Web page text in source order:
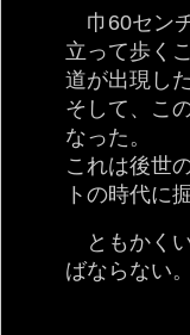
巾60セン
立って歩く
道が出現した
そして、こ
なった。
これは後世
トの時代に
ともかく
ばならない。